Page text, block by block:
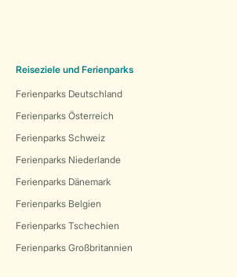
Reiseziele und Ferienparks
Ferienparks Deutschland
Ferienparks Österreich
Ferienparks Schweiz
Ferienparks Niederlande
Ferienparks Dänemark
Ferienparks Belgien
Ferienparks Tschechien
Ferienparks Großbritannien